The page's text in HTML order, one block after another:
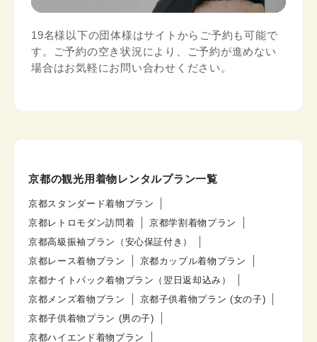
19名様以下の団体様はサイトからご予約も可能で
す。ご予約の空き状況により、ご予約が進めない
場合はお気軽にお問い合わせください。
京都の観光用着物レンタルプラン一覧
京都スタンダード着物プラン
京都レトロモダン訪問着
京都学割着物プラン
京都高級振袖プラン（安心保証付き）
京都レース着物プラン
京都カップル着物プラン
京都ナイトパック着物プラン（翌日返却込み）
京都メンズ着物プラン
京都子供着物プラン (女の子)
京都子供着物プラン (男の子)
京都ハイエンド着物プラン